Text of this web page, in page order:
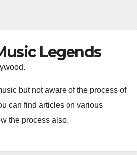
Legends
but not aware of the process of
can find articles on various
the process also.